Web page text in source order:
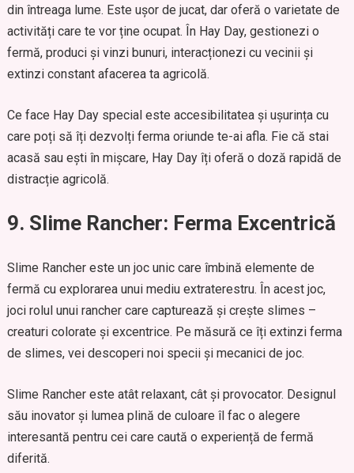
din întreaga lume. Este ușor de jucat, dar oferă o varietate de
activități care te vor ține ocupat. În Hay Day, gestionezi o
fermă, produci și vinzi bunuri, interacționezi cu vecinii și
extinzi constant afacerea ta agricolă.
Ce face Hay Day special este accesibilitatea și ușurința cu
care poți să îți dezvolți ferma oriunde te-ai afla. Fie că stai
acasă sau ești în mișcare, Hay Day îți oferă o doză rapidă de
distracție agricolă.
9. Slime Rancher: Ferma Excentrică
Slime Rancher este un joc unic care îmbină elemente de
fermă cu explorarea unui mediu extraterestru. În acest joc,
joci rolul unui rancher care capturează și crește slimes –
creaturi colorate și excentrice. Pe măsură ce îți extinzi ferma
de slimes, vei descoperi noi specii și mecanici de joc.
Slime Rancher este atât relaxant, cât și provocator. Designul
său inovator și lumea plină de culoare îl fac o alegere
interesantă pentru cei care caută o experiență de fermă
diferită.